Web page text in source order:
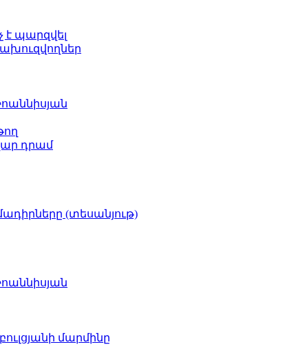
է պարզվել
դրամ
(տեսանյութ)
մարմինը